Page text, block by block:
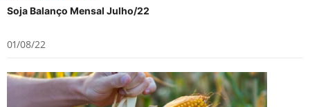
Soja Balanço Mensal Julho/22
01/08/22